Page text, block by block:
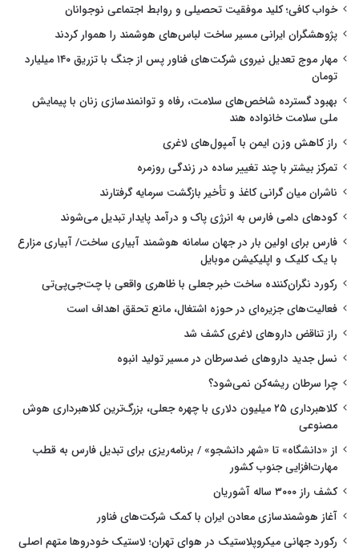
خواب کافی؛ کلید موفقیت تحصیلی و روابط اجتماعی نوجوانان
پژوهشگران ایرانی مسیر ساخت لباس‌های هوشمند را هموار کردند
مهار موج تعدیل نیروی شرکت‌های فناور پس از جنگ با تزریق ۱۴۰ میلیارد
تومان
بهبود گسترده شاخص‌های سلامت، رفاه و توانمندسازی زنان با پیمایش
ملی سلامت خانواده هند
راز کاهش وزن ایمن با آمپول‌های لاغری
تمرکز بیشتر با چند تغییر ساده در زندگی روزمره
ناشران میان گرانی کاغذ و تأخیر بازگشت سرمایه گرفتارند
کودهای دامی فارس به انرژی پاک و درآمد پایدار تبدیل می‌شوند
فارس برای اولین بار در جهان سامانه هوشمند آبیاری ساخت/ آبیاری مزارع
با یک کلیک و اپلیکیشن موبایل
رکورد نگران‌کننده ساخت خبر جعلی با ظاهری واقعی با چت‌جی‌پی‌تی
فعالیت‌های جزیره‌ای در حوزه اشتغال، مانع تحقق اهداف است
راز تناقض داروهای لاغری کشف شد
نسل جدید داروهای ضدسرطان در مسیر تولید انبوه
چرا سرطان ریشه‌کن نمی‌شود؟
کلاهبرداری ۲۵ میلیون دلاری با چهره جعلی، بزرگ‌ترین کلاهبرداری هوش
مصنوعی
از «دانشگاه» تا «شهر دانشجو» / برنامه‌ریزی برای تبدیل فارس به قطب
مهارت‌افزایی جنوب کشور
کشف راز ۳۰۰۰ ساله آشوریان
آغاز هوشمندسازی معادن ایران با کمک شرکت‌های فناور
رکورد جهانی میکروپلاستیک در هوای تهران؛ لاستیک خودروها متهم اصلی